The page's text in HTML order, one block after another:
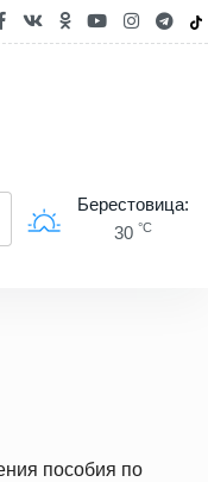
лидеров уборочной
Берестовица:
30 °C
пособия по